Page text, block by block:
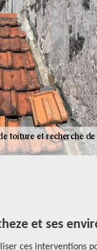
et ses
ces interventions